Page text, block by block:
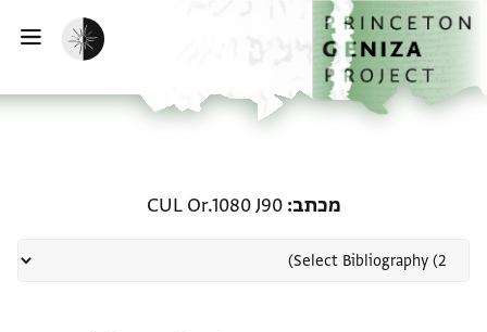
לתוכןהבית
הפעלת מצב כהה
מכתב CUL Or.1080 J90